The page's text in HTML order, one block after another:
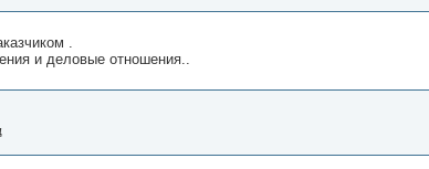
.
и деловые отношения..